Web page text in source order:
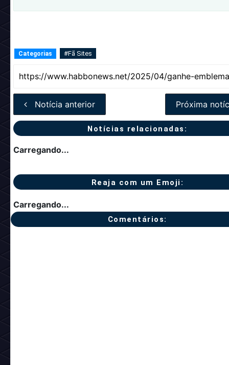
Categorias #Fã Sites
Notícia anterior Próxima
Notícias relacionadas:
Carregando...
Reaja com um Emoji:
Carregando...
Comentários: